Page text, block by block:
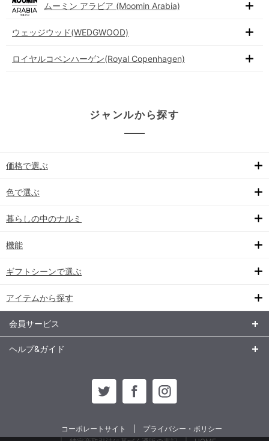
ムーミン アラビア (Moomin Arabia)
ウェッジウッド(WEDGWOOD)
ロイヤルコペンハーゲン(Royal Copenhagen)
ジャンルから探す
価格で選ぶ
色で選ぶ
暮らしの中のナルミ
機能
ギフトシーンで選ぶ
アイテムから探す
会員サービス
ヘルプ&ガイド
コーポレートサイト
プライバシー・ポリシー